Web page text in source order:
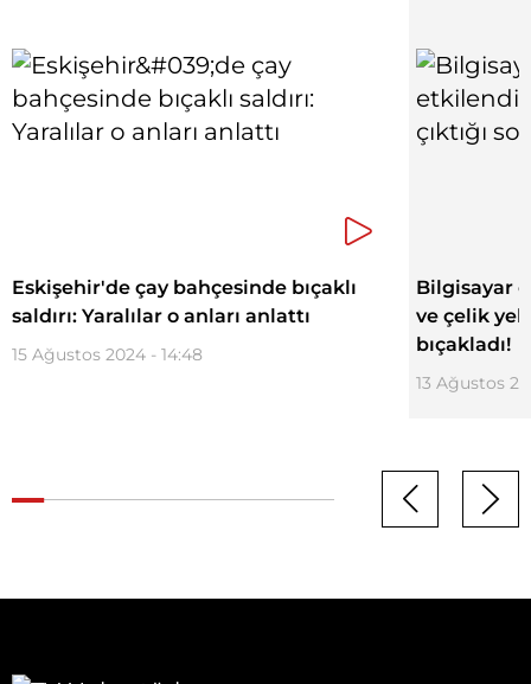
Eskişehir'de çay bahçesinde bıçaklı
saldırı: Yaralılar o anları anlattı
15 Ağustos 2024 - 14:48
Bilgisayar
ve çelik
bıçakladı!
13 Ağustos